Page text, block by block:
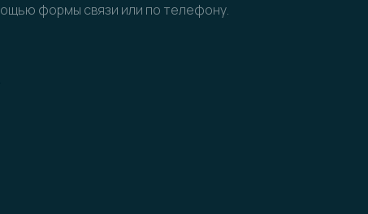
формы связи или по телефону.